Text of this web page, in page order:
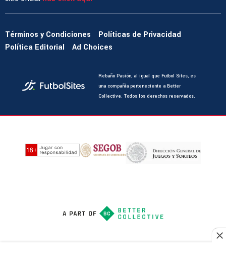
Términos y Condiciones
Políticas de Privacidad
Política Editorial
Ad Choices
Rebaño Pasión, al igual que Futbol Sites, es
una compañía perteneciente a Better
Collective. Todos los derechos reservados.